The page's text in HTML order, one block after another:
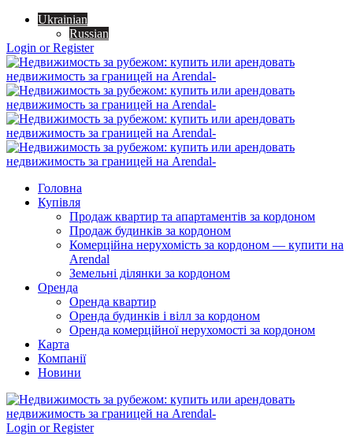
Ukrainian
Russian
Login or Register
Головна
Купівля
Продаж квартир та апартаментів за кордоном
Продаж будинків за кордоном
Комерційна нерухомість за кордоном — купити на
Arendal
Земельні ділянки за кордоном
Оренда
Оренда квартир
Оренда будинків і вілл за кордоном
Оренда комерційної нерухомості за кордоном
Карта
Компанії
Новини
Login or Register